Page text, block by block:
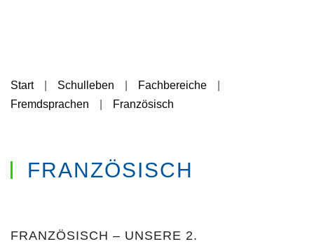
Start Schulleben
Fachbereiche
Fremdsprachen
Französisch
FRANZÖSISCH
FRANZÖSISCH – UNSERE 2.